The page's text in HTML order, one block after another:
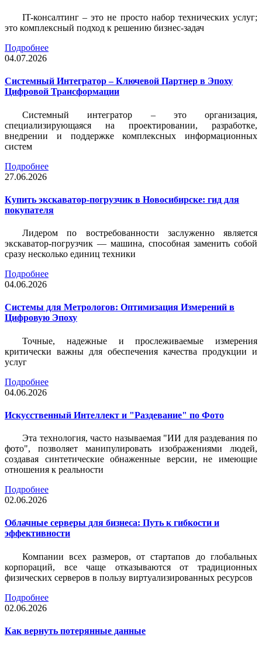
IT-консалтинг – это не просто набор технических услуг;
это комплексный подход к решению бизнес-задач
Подробнее
04.07.2026
Системный Интегратор – Ключевой Партнер в Эпоху
Цифровой Трансформации
Системный интегратор – это организация,
специализирующаяся на проектировании, разработке,
внедрении и поддержке комплексных информационных
систем
Подробнее
27.06.2026
Купить экскаватор-погрузчик в Новосибирске: гид для
покупателя
Лидером по востребованности заслуженно является
экскаватор-погрузчик — машина, способная заменить собой
сразу несколько единиц техники
Подробнее
04.06.2026
Системы для Метрологов: Оптимизация Измерений в
Цифровую Эпоху
Точные, надежные и прослеживаемые измерения
критически важны для обеспечения качества продукции и
услуг
Подробнее
04.06.2026
Искусственный Интеллект и "Раздевание" по Фото
Эта технология, часто называемая "ИИ для раздевания по
фото", позволяет манипулировать изображениями людей,
создавая синтетические обнаженные версии, не имеющие
отношения к реальности
Подробнее
02.06.2026
Облачные серверы для бизнеса: Путь к гибкости и
эффективности
Компании всех размеров, от стартапов до глобальных
корпораций, все чаще отказываются от традиционных
физических серверов в пользу виртуализированных ресурсов
Подробнее
02.06.2026
Как вернуть потерянные данные